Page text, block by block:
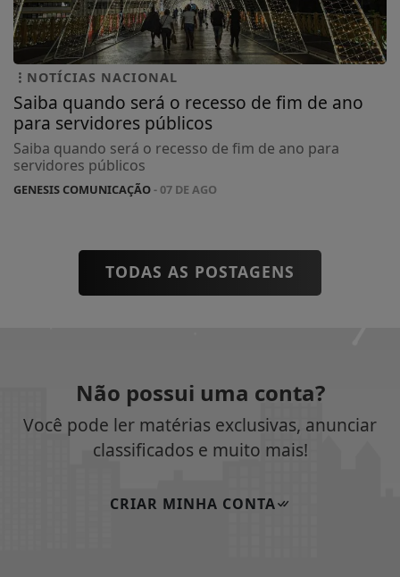
NOTÍCIAS NACIONAL
Saiba quando será o recesso de fim de ano
para servidores públicos
Saiba quando será o recesso de fim de ano para
servidores públicos
GENESIS COMUNICAÇÃO- 07 DE AGO
TODAS AS POSTAGENS
Não possui uma conta?
Você pode ler matérias exclusivas, anunciar
classificados e muito mais!
CRIAR MINHA CONTA